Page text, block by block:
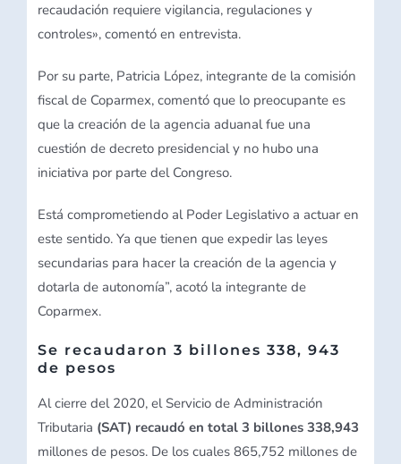
recaudación requiere vigilancia, regulaciones y
controles», comentó en entrevista.
Por su parte, Patricia López, integrante de la comisión
fiscal de Coparmex, comentó que lo preocupante es
que la creación de la agencia aduanal fue una
cuestión de decreto presidencial y no hubo una
iniciativa por parte del Congreso.
Está comprometiendo al Poder Legislativo a actuar en
este sentido. Ya que tienen que expedir las leyes
secundarias para hacer la creación de la agencia y
dotarla de autonomía”, acotó la integrante de
Coparmex.
Se recaudaron 3 billones 338, 943
de pesos
Al cierre del 2020, el Servicio de Administración
Tributaria (SAT) recaudó en total 3 billones 338,943
millones de pesos. De los cuales 865,752 millones de